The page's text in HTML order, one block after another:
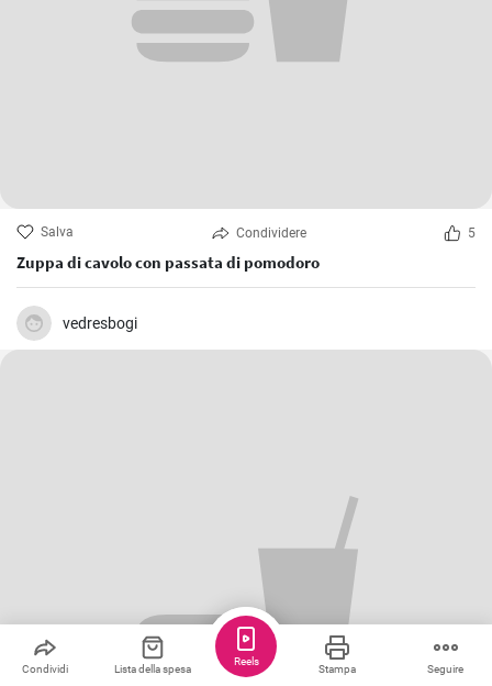
Salva Condividere 5
Zuppa di cavolo con passata di pomodoro
vedresbogi
Condividi Lista della spesa Stampa Seguire
Reels